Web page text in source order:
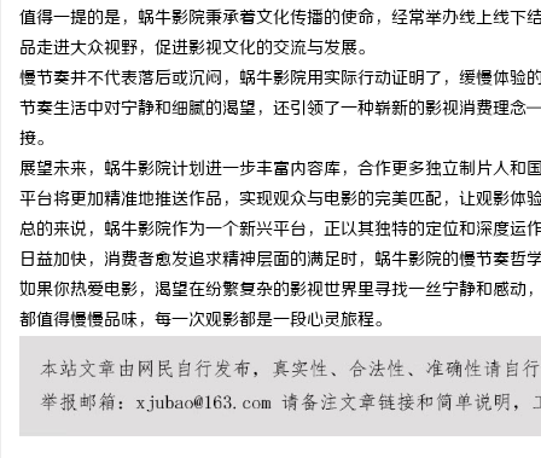
值得一提的是，蜗牛影院秉承着文化传播的使命，经常举办线上线
品走进大众视野，促进影视文化的交流与发展。
慢节奏并不代表落后或沉闷，蜗牛影院用实际行动证明了，缓慢体
节奏生活中对宁静和细腻的渴望，还引领了一种崭新的影视消费理
接。
展望未来，蜗牛影院计划进一步丰富内容库，合作更多独立制片人
平台将更加精准地推送作品，实现观众与电影的完美匹配，让观影体
总的来说，蜗牛影院作为一个新兴平台，正以其独特的定位和深度
日益加快，消费者愈发追求精神层面的满足时，蜗牛影院的慢节奏哲
如果你热爱电影，渴望在纷繁复杂的影视世界里寻找一丝宁静和感
都值得慢慢品味，每一次观影都是一段心灵旅程。
武汉配眼镜 上海配眼镜